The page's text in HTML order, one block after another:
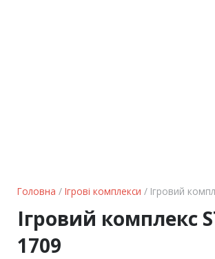
Головна / Ігрові комплекси / Ігровий
Ігровий комплекс
1709